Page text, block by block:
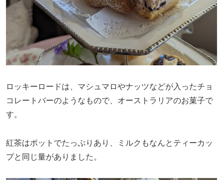
ロッキーロードは、マシュマロやナッツなどが入ったチョ
コレートバーのようなもので、オーストラリアのお菓子で
す。
紅茶はポットでたっぷりあり、ミルクもなんとティーカッ
プと同じ量がありました。